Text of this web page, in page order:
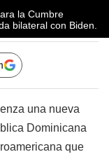
la Cumbre
bilateral con Biden.
una nueva
Dominicana
que